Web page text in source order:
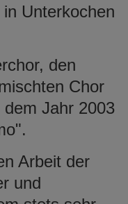
Unterkochen
den
Chor
Jahr 2003
Arbeit der
und